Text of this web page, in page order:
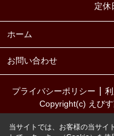
定休
ホーム
お問い合わせ
プライバシーポリシー
Copyright(c) えび
当サイトでは、お客様の当サイ